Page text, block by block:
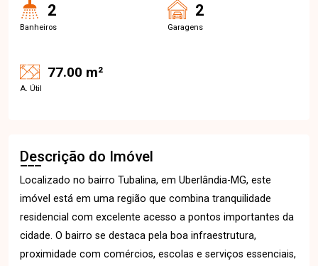
2
Banheiros
2
Garagens
77.00 m²
A. Útil
Descrição do Imóvel
Localizado no bairro Tubalina, em Uberlândia-MG, este
imóvel está em uma região que combina tranquilidade
residencial com excelente acesso a pontos importantes da
cidade. O bairro se destaca pela boa infraestrutura,
proximidade com comércios, escolas e serviços essenciais,